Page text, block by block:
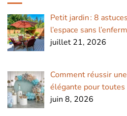
Petit jardin : 8
l’espace sans
juillet 21, 2026
Comment réussir
élégante pour toutes
juin 8, 2026